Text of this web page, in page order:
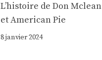
Lʼhistoire de Don Mclean
et American Pie
8 janvier 2024